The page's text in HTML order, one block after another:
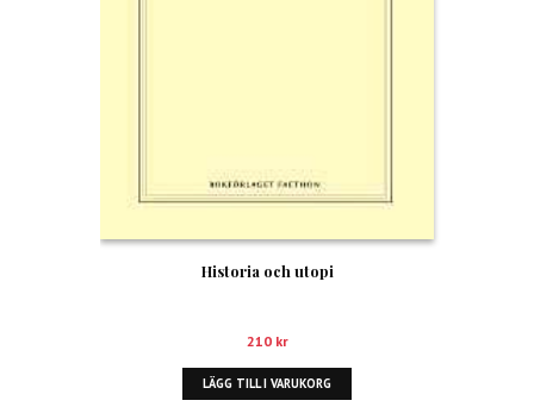
Historia och utopi
210 kr
LÄGG TILL I VARUKORG